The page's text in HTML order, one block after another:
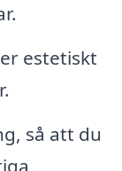
estetiskt
så att du